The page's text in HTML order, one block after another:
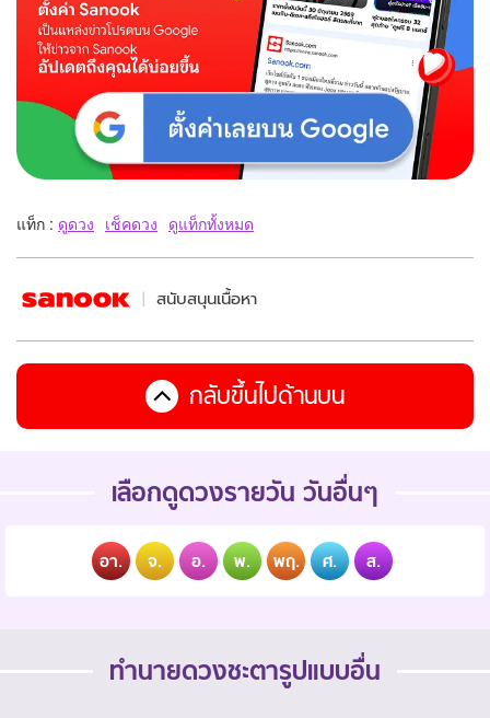
แท็ก : ดูดวง เช็คดวง ดูแท็กทั้งหมด
สนับสนุนเนื้อหา
กลับขึ้นไปด้านบน
เลือกดูดวงรายวัน วันอื่นๆ
อา. จ. อ. พ. พฤ. ศ. ส.
ทำนายดวงชะตารูปแบบอื่น